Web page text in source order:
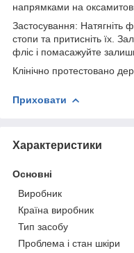
напрямками на
Застосування: Натягніть
стопи та притисніть їх.
фліс і помасажуйте
Клінічно протестовано
Приховати
Характеристики
Основні
Виробник
Країна виробник
Тип засобу
Проблема і стан шкіри